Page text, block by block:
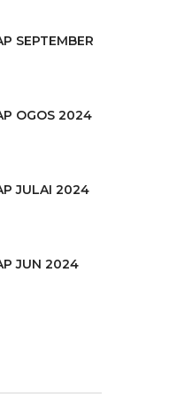
SEPTEMBER
OGOS 2024
JULAI 2024
JUN 2024